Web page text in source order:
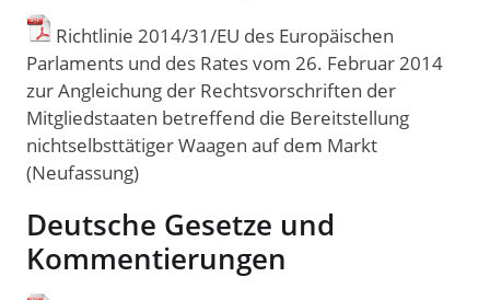
Richtlinie 2014/31/EU des Europäischen
Parlaments und des Rates vom 26. Februar 2014
zur Angleichung der Rechtsvorschriften der
Mitgliedstaaten betreffend die Bereitstellung
nichtselbsttätiger Waagen auf dem Markt
(Neufassung)
Deutsche Gesetze und
Kommentierungen